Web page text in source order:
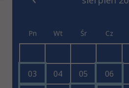
Pn Wt Śr Cz
03
04 05 06